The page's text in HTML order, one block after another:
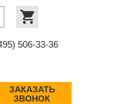
506-33-36
ЗАКАЗАТЬ
ЗВОНОК